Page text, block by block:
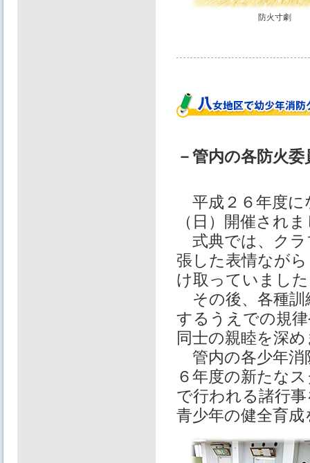
防火寸劇
－管内の各防火
平成２６年度に
（日）開催され
式典では、クラ
張した表情なが
け取っていまし
その後、各種訓
するうえでの規
同士の親睦を深
管内の各少年消
６年度の新たな
で行われる諸行
青少年の健全育